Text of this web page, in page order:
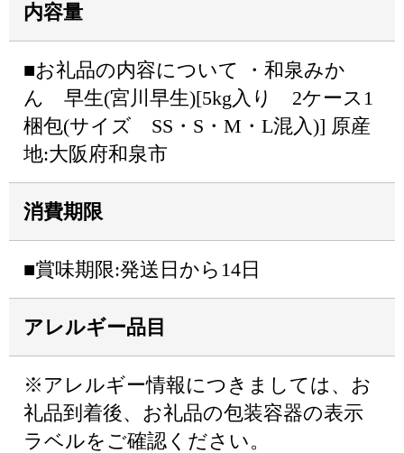
内容量
■お礼品の内容について ・和泉みか
ん 早生(宮川早生)[5kg入り 2ケース1
梱包(サイズ SS・S・M・L混入)] 原産
地:大阪府和泉市
消費期限
■賞味期限:発送日から14日
アレルギー品目
※アレルギー情報につきましては、お
礼品到着後、お礼品の包装容器の表示
ラベルをご確認ください。